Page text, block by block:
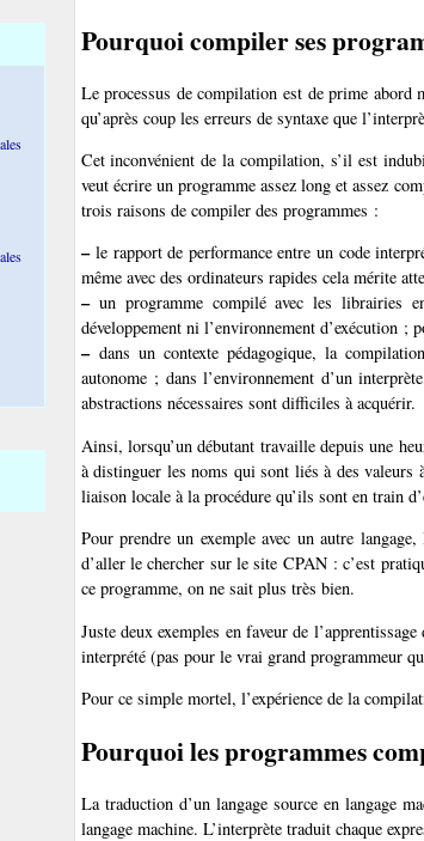
Pourquoi compiler ses
Le processus de compilation est de prime
qu’après coup les erreurs de syntaxe que
Cet inconvénient de la compilation, s’il est
veut écrire un programme assez long et assez
trois raisons de compiler des programmes :
–le rapport de performance entre un code
même avec des ordinateurs rapides cela mérite
–un programme compilé avec les librairies
développement ni l’environnement d’exécution
–dans un contexte pédagogique, la
autonome ; dans l’environnement d’un
abstractions nécessaires sont difficiles à acquérir.
Ainsi, lorsqu’un débutant travaille depuis une
à distinguer les noms qui sont liés à des valeurs
liaison locale à la procédure qu’ils sont en train
Pour prendre un exemple avec un autre
d’aller le chercher sur le site CPAN : c’est
ce programme, on ne sait plus très bien.
Juste deux exemples en faveur de
interprété (pas pour le vrai grand programmeur
Pour ce simple mortel, l’expérience de la
Pourquoi les programmes
La traduction d’un langage source en langage
langage machine. L’interprète traduit chaque